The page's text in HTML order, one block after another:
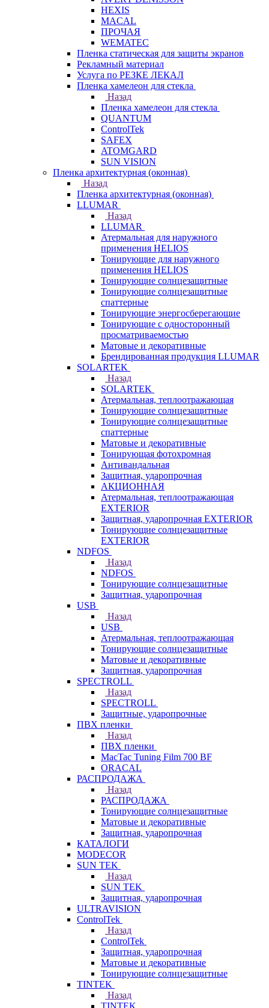
HEXIS
MACAL
ПРОЧАЯ
WEMATEC
Пленка статическая для защиты экранов
Рекламный материал
Услуга по РЕЗКЕ ЛЕКАЛ
Пленка хамелеон для стекла
Назад
Пленка хамелеон для стекла
QUANTUM
ControlTek
SAFEX
ATOMGARD
SUN VISION
Пленка архитектурная (оконная)
Назад
Пленка архитектурная (оконная)
LLUMAR
Назад
LLUMAR
Атермальная для наружного
применения HELIOS
Тонирующие для наружного
применения HELIOS
Тонирующие солнцезащитные
Тонирующие солнцезащитные
спаттерные
Тонирующие энергосберегающие
Тонирующие с односторонный
просматриваемостью
Матовые и декоративные
Брендированная продукция LLUMAR
SOLARTEK
Назад
SOLARTEK
Атермальная, теплоотражающая
Тонирующие солнцезащитные
Тонирующие солнцезащитные
спаттерные
Матовые и декоративные
Тонирующая фотохромная
Антивандальная
Защитная, ударопрочная
АКЦИОННАЯ
Атермальная, теплоотражающая
EXTERIOR
Защитная, ударопрочная EXTERIOR
Тонирующие солнцезащитные
EXTERIOR
NDFOS
Назад
NDFOS
Тонирующие солнцезащитные
Защитная, ударопрочная
USB
Назад
USB
Атермальная, теплоотражающая
Тонирующие солнцезащитные
Матовые и декоративные
Защитная, ударопрочная
SPECTROLL
Назад
SPECTROLL
Защитные, ударопрочные
ПВХ пленки
Назад
ПВХ пленки
MacTac Tuning Film 700 BF
ORACAL
РАСПРОДАЖА
Назад
РАСПРОДАЖА
Тонирующие солнцезащитные
Матовые и декоративные
Защитная, ударопрочная
КАТАЛОГИ
MODECOR
SUN TEK
Назад
SUN TEK
Защитная, ударопрочная
ULTRAVISION
ControlTek
Назад
ControlTek
Защитная, ударопрочная
Матовые и декоративные
Тонирующие солнцезащитные
TINTEK
Назад
TINTEK